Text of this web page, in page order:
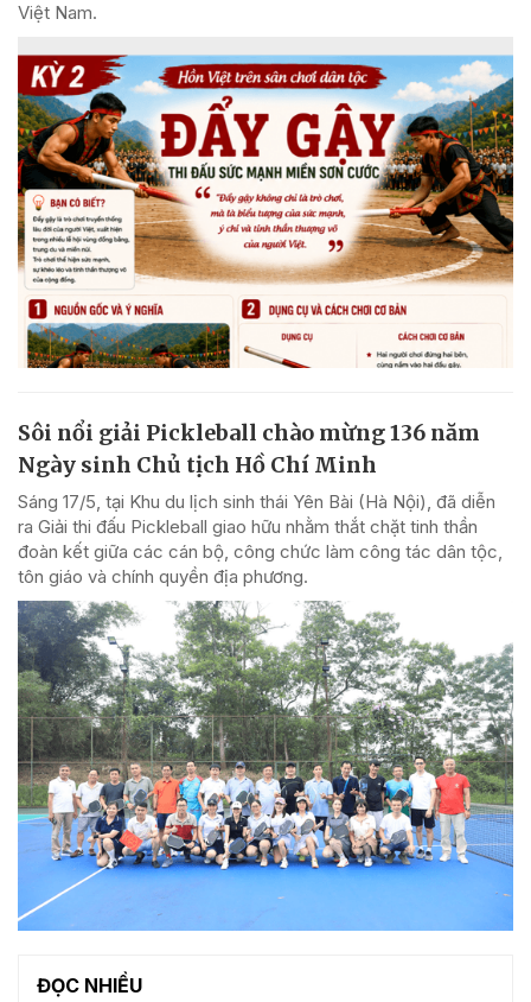
Việt Nam.
Sôi nổi giải Pickleball chào mừng 136 năm
Ngày sinh Chủ tịch Hồ Chí Minh
Sáng 17/5, tại Khu du lịch sinh thái Yên Bài (Hà Nội), đã diễn
ra Giải thi đấu Pickleball giao hữu nhằm thắt chặt tinh thần
đoàn kết giữa các cán bộ, công chức làm công tác dân tộc,
tôn giáo và chính quyền địa phương.
ĐỌC NHIỀU